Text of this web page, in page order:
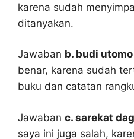
karena sudah
ditanyakan.
Jawaban b. budi utomo
benar, karena sudah
buku dan catatan
Jawaban c. sarekat
saya ini juga salah,